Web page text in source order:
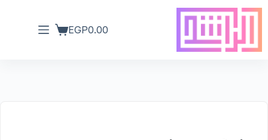
EGP0.00